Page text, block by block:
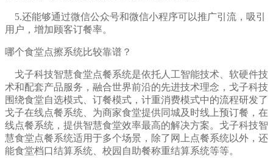
5.还能够通过微信公众号和微信小程序可以推广引流，吸引
用户，增加顾客订餐率。
哪个食堂点擦系统比较靠谱？
戈子科技智慧食堂点餐系统是依托人工智能技术、软硬件技
术和配套产品服务，融合世界前沿的先进技术理念，戈子科技
围绕食堂自选模式、订餐模式，计重消费模式中的流程研发了
戈子在线点餐系统、为商家食堂提供同城及时线上预订餐，在
线点餐系统，提供智慧食堂效率最高的解决方案。戈子科技智
慧食堂点餐系统适用于多个场景，除了网上点餐系统以外，还
能食堂档口结算系统、校园自助餐称重结算系统等等。